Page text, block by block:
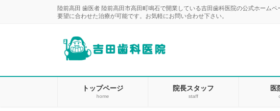
移
ン
陸前高田 歯医者 陸前高田市高田町鳴石で開業している吉田歯科医院の公式ホーム
要望に合わせた治療が可能です。お気軽にお問い合わせ下さい。
トップページ
home
院長スタッフ
staff
医